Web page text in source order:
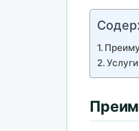
Услуги